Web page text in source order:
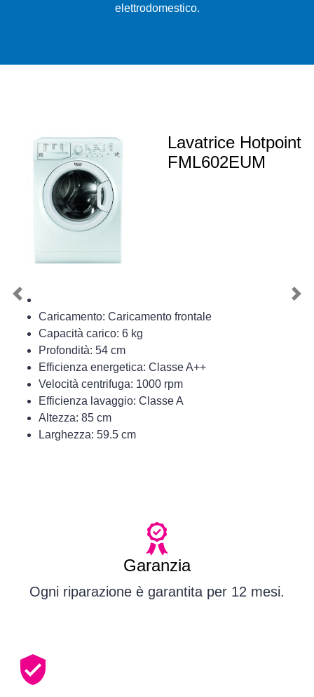
elettrodomestico.
Lavatrice Hotpoint
FML602EUM
Caricamento: Caricamento frontale
Capacità carico: 6 kg
Profondità: 54 cm
Efficienza energetica: Classe A++
Velocità centrifuga: 1000 rpm
Efficienza lavaggio: Classe A
Altezza: 85 cm
Larghezza: 59.5 cm
Previous
Garanzia
Ogni riparazione è garantita per 12 mesi.